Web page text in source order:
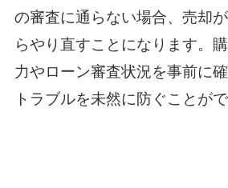
の審査に通らない場合、売却
らやり直すことになります。
力やローン審査状況を事前に確
トラブルを未然に防ぐことがで